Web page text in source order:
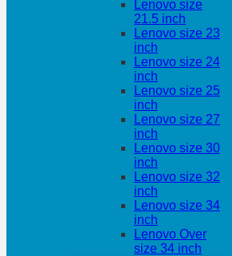
Lenovo size
21.5 inch
Lenovo size 23
inch
Lenovo size 24
inch
Lenovo size 25
inch
Lenovo size 27
inch
Lenovo size 30
inch
Lenovo size 32
inch
Lenovo size 34
inch
Lenovo Over
size 34 inch